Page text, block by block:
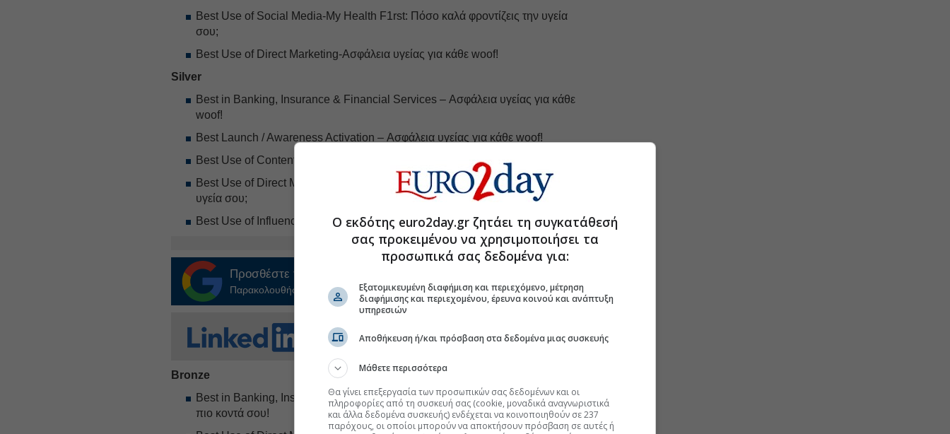
Best Use of Social Media-My Health F1rst: Πόσο καλά φροντίζεις την υγεία
σου;
Best Use of Direct Marketing-Ασφάλεια υγείας για κάθε woof!
Silver
Best in Banking, Insurance & Financial Services – Ασφάλεια υγείας για κάθε
woof!
Best Launch / Awareness Activation – Ασφάλεια υγείας για κάθε woof!
Best Use of Content – My Health F1rst: Πόσο καλά φροντίζεις την υγεία σου;
Best Use of Direct Marketing – My Health F1rst: Πόσο καλά φροντίζεις την
υγεία σου;
Best Use of Influencer Marketing – Fast & Tidy
Προσθέστε το
Παρακολουθήστε τις εξελίξεις με την υπογραφη εγκυρότητας του Euro2day.gr
FOLLOW US
Ακολουθήστε τη σελίδα τουEuro2day.gr στο Linkedin
Bronze
Best in Banking, Insurance & Financial Service-Η χρονιά που ήρθαμε ακόμα
πιο κοντά σου!
Ο εκδότης euro2day.gr ζητάει τη συγκατάθεσή
σας προκειμένου να χρησιμοποιήσει τα
προσωπικά σας δεδομένα για:
Εξατομικευμένη διαφήμιση και περιεχόμενο, μέτρηση
διαφήμισης και περιεχομένου, έρευνα κοινού και ανάπτυξη
υπηρεσιών
Αποθήκευση ή/και πρόσβαση στα δεδομένα μιας συσκευής
Μάθετε περισσότερα
Θα γίνει επεξεργασία των προσωπικών σας δεδομένων και οι
πληροφορίες από τη συσκευή σας (cookie, μοναδικά αναγνωριστικά
και άλλα δεδομένα συσκευής) ενδέχεται να κοινοποιηθούν σε 237
παρόχους, οι οποίοι μπορούν να αποκτήσουν πρόσβαση σε αυτές ή